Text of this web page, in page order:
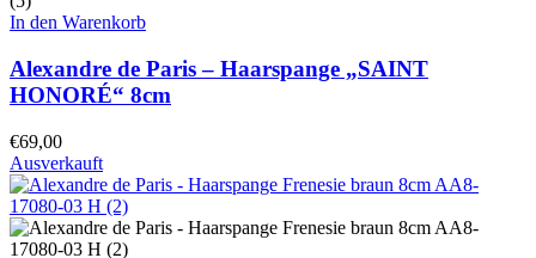
In den Warenkorb
Alexandre de Paris – Haarspange „SAINT
HONORÉ“ 8cm
€69,00
Ausverkauft